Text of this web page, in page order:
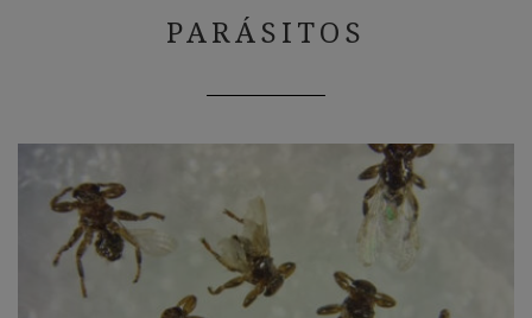
PARÁSITOS